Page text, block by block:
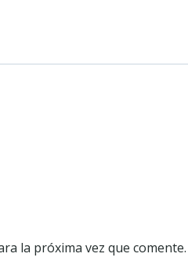
la próxima vez que comente.